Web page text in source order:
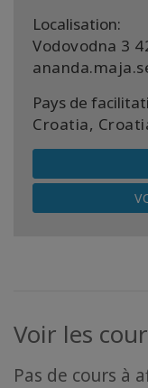
Localisation:
Vodovodna 3
Pays de
Croatia,
Voir les
Pas de cours à